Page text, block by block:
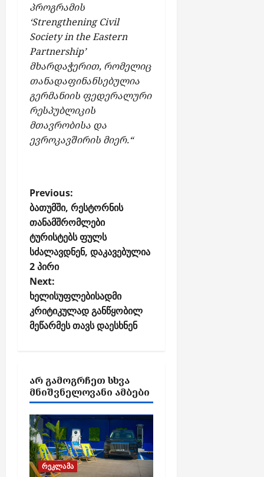
პროგრამის
‘Strengthening Civil
Society in the Eastern
Partnership’
მხარდაჭერით, რომელიც
თანადაფინანსებულია
გერმანიის ფედერალური
რესპუბლიკის
მთავრობისა და
ევროკავშირის მიერ.“
P
o
s
t
n
a
v
i
g
i
o
n
Previous:
ბათუმში, რესტორნის
თანამშრომლები
ტურისტებს ფულს
სძალავდნენ, დაკავებულია
2 პირი
Next:
ხელისუფლებისადმი
კრიტიკულად განწყობილ
მეწარმეს თავს დაესხნენ
ᲐᲠ ᲒᲐᲛᲝᲒᲠᲩᲔᲗ ᲡᲮᲕᲐ
ᲛᲜᲘᲨᲕᲜᲔᲚᲝᲕᲐᲜᲘ ᲐᲛᲑᲔᲑᲘ
რეკლამა